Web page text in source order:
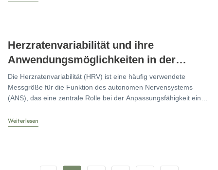
Herzratenvariabilität und ihre
Anwendungsmöglichkeiten in der
Osteopathie
Die Herzratenvariabilität (HRV) ist eine häufig verwendete
Messgröße für die Funktion des autonomen Nervensystems
(ANS), das eine zentrale Rolle bei der Anpassungsfähigkeit eines
Weiterlesen